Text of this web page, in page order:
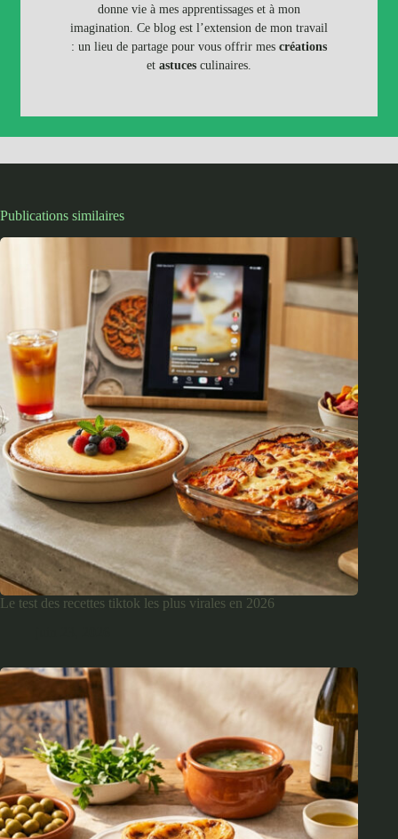
donne vie à mes apprentissages et à mon
imagination. Ce blog est l’extension de mon travail
: un lieu de partage pour vous offrir mes créations
et astuces culinaires.
Publications similaires
Le test des recettes tiktok les plus virales en 2026